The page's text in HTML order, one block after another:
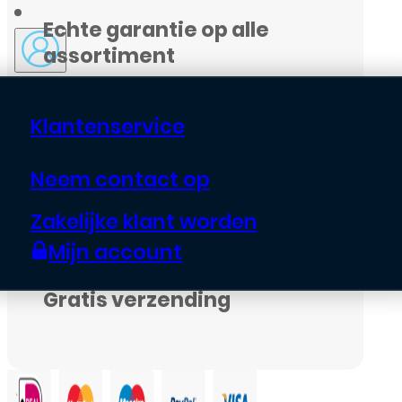
Klantenservice
Neem contact op
Zakelijke klant worden
Mijn account
Echte garantie op alle
assortiment
vandaag verstuurd
Gratis verzending